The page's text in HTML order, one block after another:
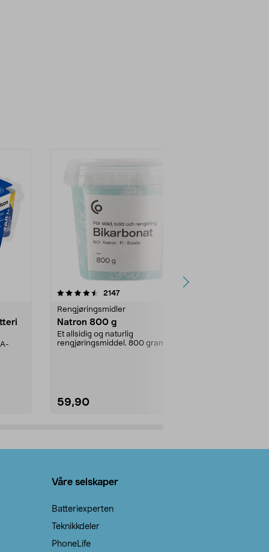
2147anmeldelser
Rengjøringsmidler
Natron 800 g
Et allsidig og naturlig
rengjøringsmiddel. 800 gram
59,90
4.0av 5 stjerner
Våre selskaper
Batteriexperten
Teknikkdeler
PhoneLife